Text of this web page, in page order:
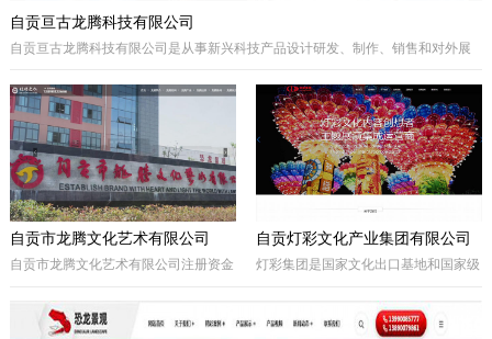
自贡亘古龙腾科技有限公司
自贡亘古龙腾科技有限公司是从事新兴科技产品设计研发、制作、销售和对外展
架、仿真远古植物、埋藏挖掘现场和行走恐龙服等仿真产品，现已成为行业内的
领军企业。
自贡灯彩文化产业集团有限公司
灯彩集团是国家文化出口基地和国家级
企业，集团子公司新亚彩灯是连续多年
自贡市龙腾文化艺术有限公司
自贡市龙腾文化艺术有限公司注册资金
之乡、中国灯城”美誉的四川省自贡